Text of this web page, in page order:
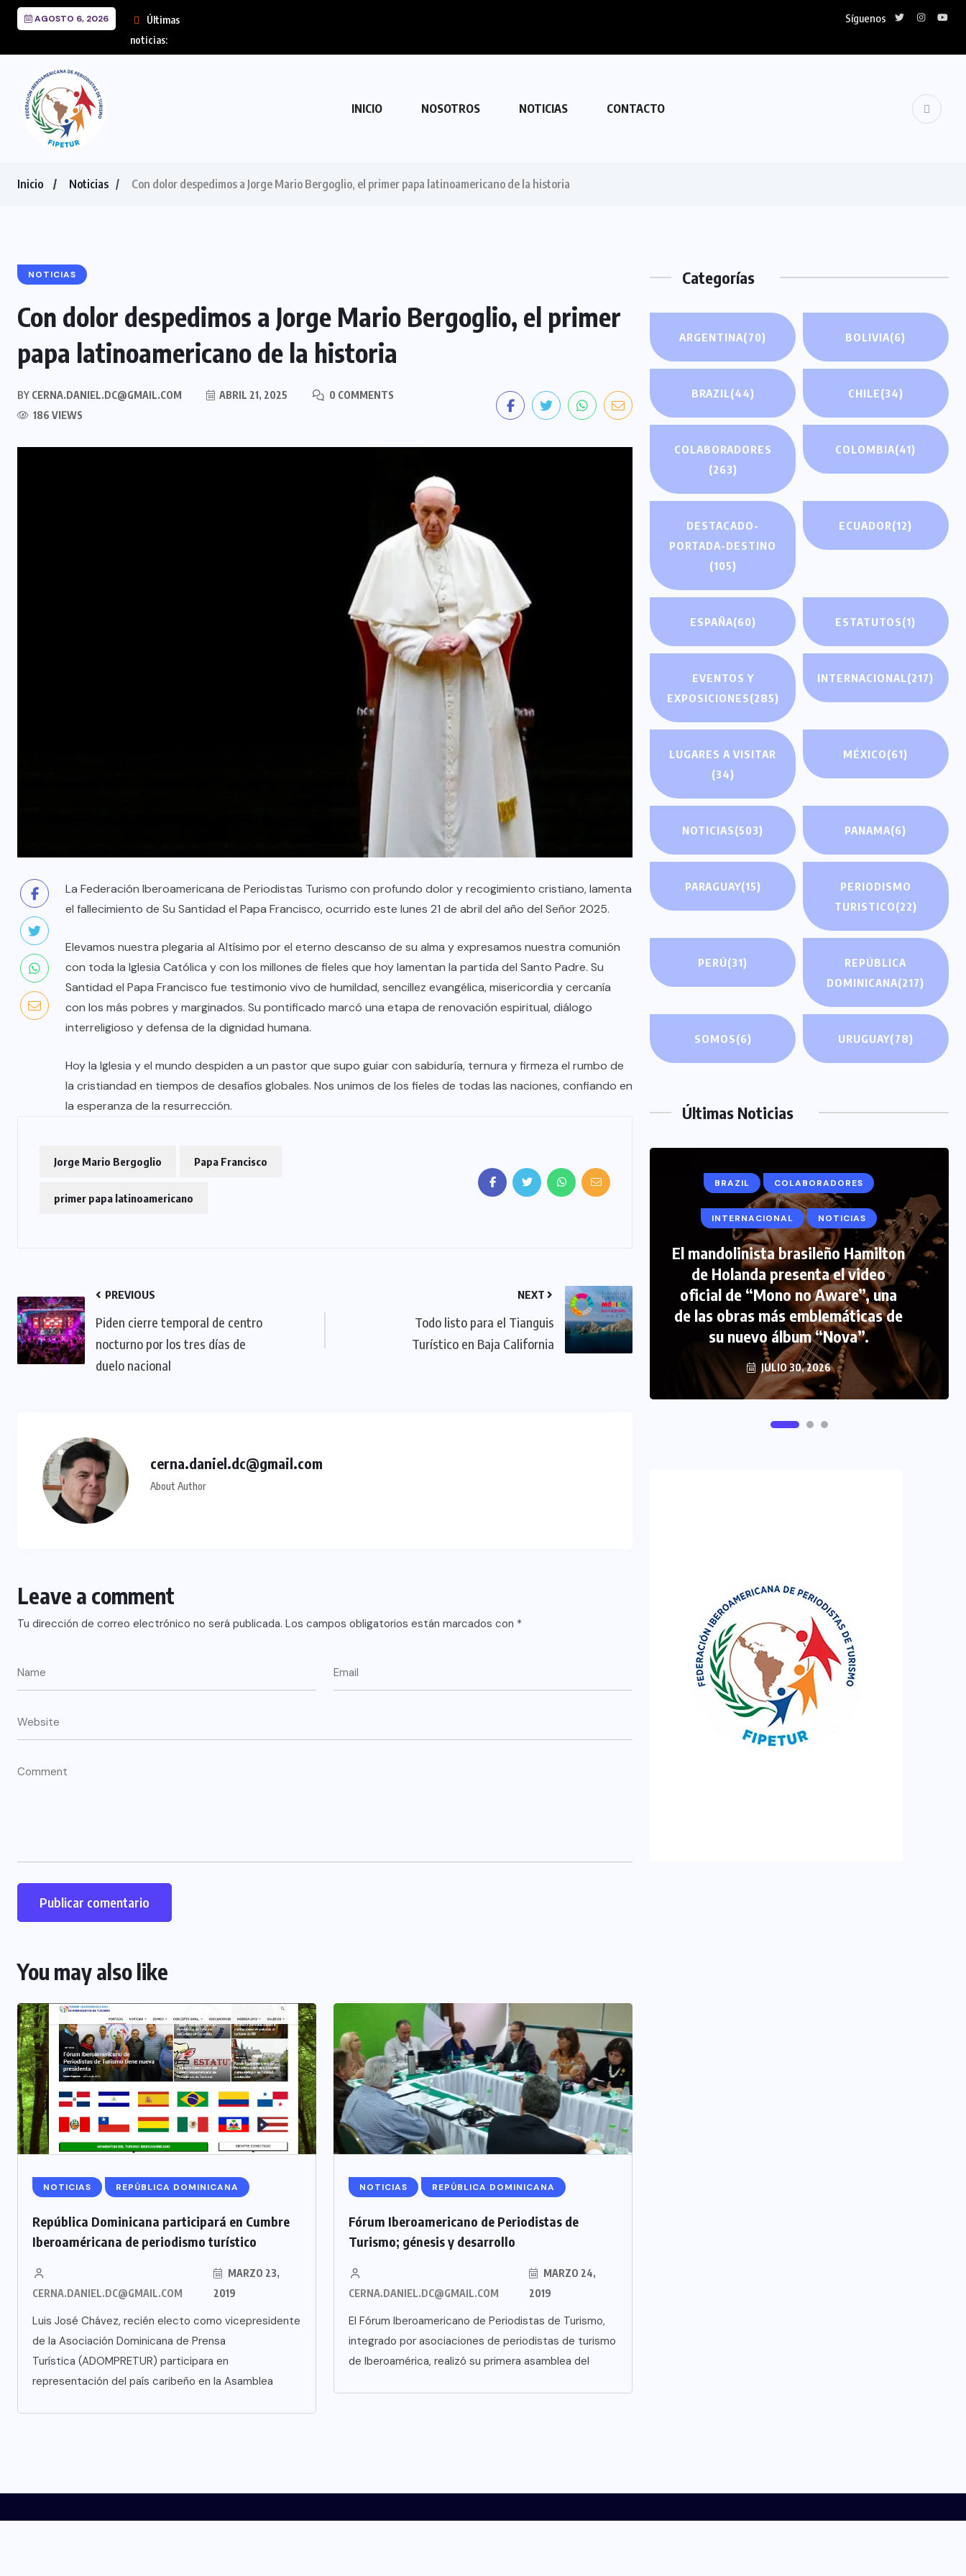
AGOSTO 6, 2026
Últimas
noticias:
Síguenos
INICIO NOSOTROS NOTICIAS CONTACTO
Inicio Noticias Con dolor despedimos a Jorge Mario Bergoglio, el primer papa latinoamericano de la historia
NOTICIAS
Con dolor despedimos a Jorge Mario Bergoglio, el primer
papa latinoamericano de la historia
BY CERNA.DANIEL.DC@GMAIL.COM ABRIL 21, 2025
0 COMMENTS
186 VIEWS
La Federación Iberoamericana de Periodistas Turismo con profundo dolor y recogimiento cristiano, lamenta
el fallecimiento de Su Santidad el Papa Francisco, ocurrido este lunes 21 de abril del año del Señor 2025.
Elevamos nuestra plegaria al Altísimo por el eterno descanso de su alma y expresamos nuestra comunión
con toda la Iglesia Católica y con los millones de fieles que hoy lamentan la partida del Santo Padre. Su
Santidad el Papa Francisco fue testimonio vivo de humildad, sencillez evangélica, misericordia y cercanía
con los más pobres y marginados. Su pontificado marcó una etapa de renovación espiritual, diálogo
interreligioso y defensa de la dignidad humana.
Hoy la Iglesia y el mundo despiden a un pastor que supo guiar con sabiduría, ternura y firmeza el rumbo de
la cristiandad en tiempos de desafíos globales. Nos unimos de los fieles de todas las naciones, confiando en
la esperanza de la resurrección.
Jorge Mario Bergoglio Papa Francisco
primer papa latinoamericano
PREVIOUS
​Piden cierre temporal de centro
nocturno por los tres días de
duelo nacional
NEXT
Todo listo para el Tianguis
Turístico en Baja California
cerna.daniel.dc@gmail.com
About Author
Leave a comment
Tu dirección de correo electrónico no será publicada. Los campos obligatorios están marcados con *
You may also like
NOTICIAS REPÚBLICA DOMINICANA
República Dominicana participará en Cumbre
Iberoaméricana de periodismo turístico
CERNA.DANIEL.DC@GMAIL.COM
MARZO 23,
2019
Luis José Chávez, recién electo como vicepresidente
de la Asociación Dominicana de Prensa
Turística (ADOMPRETUR) participara en
representación del país caribeño en la Asamblea
NOTICIAS REPÚBLICA DOMINICANA
Fórum Iberoamericano de Periodistas de
Turismo; génesis y desarrollo
CERNA.DANIEL.DC@GMAIL.COM
MARZO 24,
2019
El Fórum Iberoamericano de Periodistas de Turismo,
integrado por asociaciones de periodistas de turismo
de Iberoamérica, realizó su primera asamblea del
Categorías
ARGENTINA(70) BOLIVIA(6)
BRAZIL(44) CHILE(34)
COLABORADORES
(263)
COLOMBIA(41)
DESTACADO-
PORTADA-DESTINO
(105)
ECUADOR(12)
ESPAÑA(60) ESTATUTOS(1)
EVENTOS Y
EXPOSICIONES(285)
INTERNACIONAL(217)
LUGARES A VISITAR
(34)
MÉXICO(61)
NOTICIAS(503) PANAMA(6)
PARAGUAY(15)
PERIODISMO
TURISTICO(22)
PERÚ(31)
REPÚBLICA
DOMINICANA(217)
SOMOS(6) URUGUAY(78)
Últimas Noticias
COLABORADORES
TULUM EN BANCARROTA
TURÍSTICA POR ABUSOS Y FALTA
DE PLANEACIÓN
JUNIO 24, 2026
BRAZIL COLABORADORES
INTERNACIONAL NOTICIAS
El mandolinista brasileño Hamilton
de Holanda presenta el video
oficial de “Mono no Aware”, una
de las obras más emblemáticas de
su nuevo álbum “Nova”.
JULIO 30, 2026
COLABORADORES INTERNACIONAL
NOTICIAS PERIODISMO TURISTICO
FIPETUR se solidariza con
Venezuela
JUNIO 29, 2026